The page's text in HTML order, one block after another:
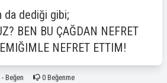
da dediği gibi;
BEN BU ÇAĞDAN NEFRET
NEFRET ETTIM!
- Beğen 0 Beğenme